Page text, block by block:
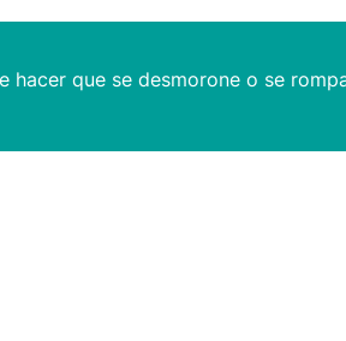
que se desmorone o se rompa